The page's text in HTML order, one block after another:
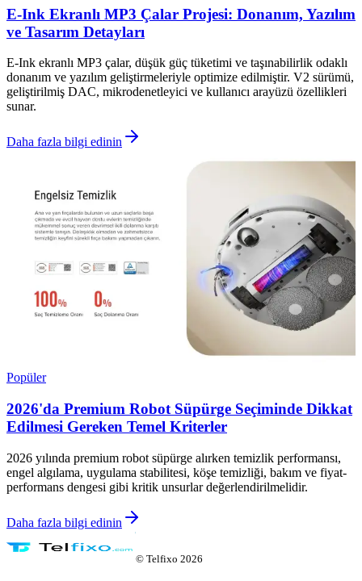
E-Ink Ekranlı MP3 Çalar Projesi: Donanım, Yazılım
ve Tasarım Detayları
E-Ink ekranlı MP3 çalar, düşük güç tüketimi ve taşınabilirlik odaklı
donanım ve yazılım geliştirmeleriyle optimize edilmiştir. V2 sürümü,
geliştirilmiş DAC, mikrodenetleyici ve kullanıcı arayüzü özellikleri
sunar.
Daha fazla bilgi edinin
Popüler
2026'da Premium Robot Süpürge Seçiminde Dikkat
Edilmesi Gereken Temel Kriterler
2026 yılında premium robot süpürge alırken temizlik performansı,
engel algılama, uygulama stabilitesi, köşe temizliği, bakım ve fiyat-
performans dengesi gibi kritik unsurlar değerlendirilmelidir.
Daha fazla bilgi edinin
© Telfixo 2026